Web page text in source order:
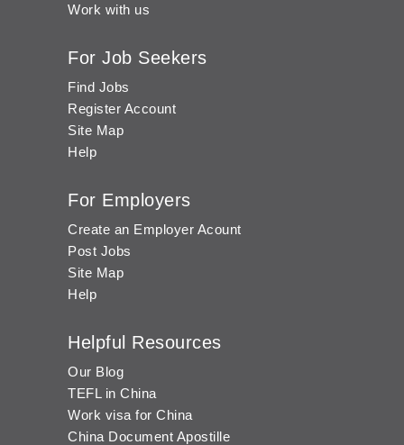
Work with us
For Job Seekers
Find Jobs
Register Account
Site Map
Help
For Employers
Create an Employer Acount
Post Jobs
Site Map
Help
Helpful Resources
Our Blog
TEFL in China
Work visa for China
China Document Apostille